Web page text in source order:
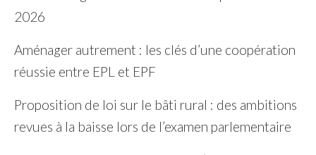
2026
Aménager autrement : les clés d’une coopération
réussie entre EPL et EPF
Proposition de loi sur le bâti rural : des ambitions
revues à la baisse lors de l’examen parlementaire